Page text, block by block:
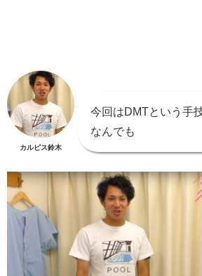
カルピス鈴木
今回はDMTという手
なんでも